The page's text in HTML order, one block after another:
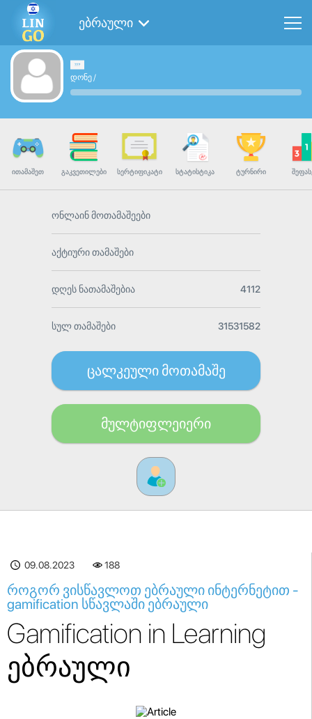
ებრაული
დონე/
ᲘᲗᲐᲛᲐᲨᲔᲗ ᲒᲐᲙᲕᲔᲗᲘᲚᲔᲑᲘ ᲡᲔᲠᲢᲘᲤᲘᲙᲐᲢᲘ ᲡᲢᲐᲢᲘᲡᲢᲘᲙᲐ ᲢᲣᲠᲜᲘᲠᲘ
ონლაინ მოთამაშეები
აქტიური თამაშები
დღეს ნათამაშებია 4112
სულ თამაშები 31531582
ცალკეული მოთამაშე
მულტიფლეიერი
09.08.2023 188
როგორ ვისწავლოთ ებრაული ინტერნეტით -
gamification სწავლაში ებრაული
Gamification in Learning
ებრაული